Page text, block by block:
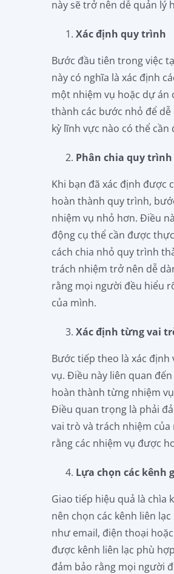
này sẽ trở nên dễ quản lý
Xác định quy trình
Bước đầu tiên trong việc
này có nghĩa là xác định
một nhiệm vụ hoặc dự án
thành các bước nhỏ để
kỳ lĩnh vực nào có thể cần
Phân chia quy
Khi bạn đã xác định được
hoàn thành quy trình,
nhiệm vụ nhỏ hơn. Điều
động cụ thể cần được
cách chia nhỏ quy trình
trách nhiệm trở nên dễ
rằng mọi người đều hiểu
của mình.
Xác định từng vai
Bước tiếp theo là xác
vụ. Điều này liên quan
hoàn thành từng nhiệm
Điều quan trọng là phải
vai trò và trách nhiệm
rằng các nhiệm vụ được
Lựa chọn các kênh
Giao tiếp hiệu quả là chìa
nên chọn các kênh liên
như email, điện thoại
được kênh liên lạc phù
đảm bảo rằng mọi người